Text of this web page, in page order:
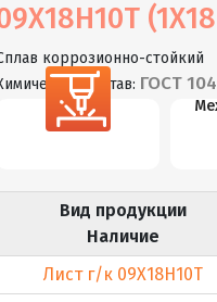
коррозионно-стойкий
состав: ГОСТ
Резка
Вид продукции
Наличие
Лист г/к 09Х18Н10Т